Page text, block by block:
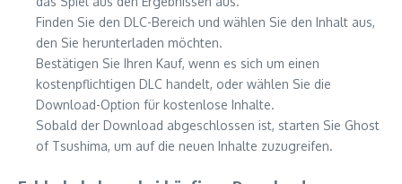
Finden Sie den DLC-Bereich und wählen Sie den Inhalt aus,
den Sie herunterladen möchten.
Bestätigen Sie Ihren Kauf, wenn es sich um einen
kostenpflichtigen DLC handelt, oder wählen Sie die
Download-Option für kostenlose Inhalte.
Sobald der Download abgeschlossen ist, starten Sie Ghost
of Tsushima, um auf die neuen Inhalte zuzugreifen.